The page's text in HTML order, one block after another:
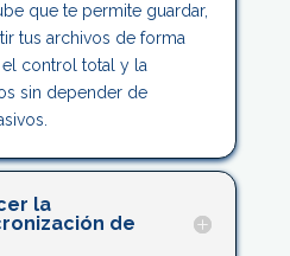
que te permite guardar,
tus archivos de forma
control total y la
sin depender de
la
de